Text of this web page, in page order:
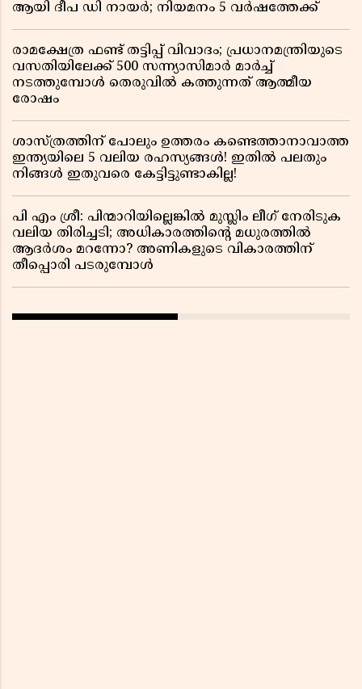
ആയി ദീപ ഡി നായർ; നിയമനം 5 വർഷത്തേക്ക് ​​​​​​​
രാമക്ഷേത്ര ഫണ്ട് തട്ടിപ്പ് വിവാദം; പ്രധാനമന്ത്രിയുടെ
വസതിയിലേക്ക് 500 സന്ന്യാസിമാർ മാർച്ച്
നടത്തുമ്പോൾ തെരുവിൽ കത്തുന്നത് ആത്മീയ
രോഷം
ശാസ്ത്രത്തിന് പോലും ഉത്തരം കണ്ടെത്താനാവാത്ത
ഇന്ത്യയിലെ 5 വലിയ രഹസ്യങ്ങൾ! ഇതിൽ പലതും
നിങ്ങൾ ഇതുവരെ കേട്ടിട്ടുണ്ടാകില്ല!
പി എം ശ്രീ: പിന്മാറിയില്ലെങ്കിൽ മുസ്ലിം ലീഗ് നേരിടുക
വലിയ തിരിച്ചടി; അധികാരത്തിന്റെ മധുരത്തിൽ
ആദർശം മറന്നോ? അണികളുടെ വികാരത്തിന്
തീപ്പൊരി പടരുമ്പോൾ